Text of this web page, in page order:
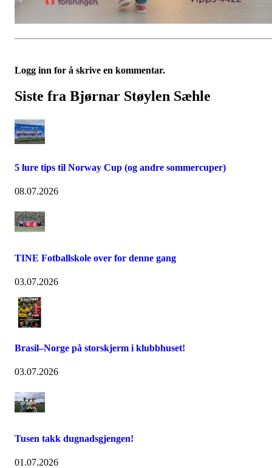
Logg inn for å skrive en kommentar.
Siste fra Bjørnar Støylen Sæhle
5 lure tips til Norway Cup (og andre sommercuper)
08.07.2026
TINE Fotballskole over for denne gang
03.07.2026
Brasil–Norge på storskjerm i klubbhuset!
03.07.2026
Tusen takk dugnadsgjengen!
01.07.2026